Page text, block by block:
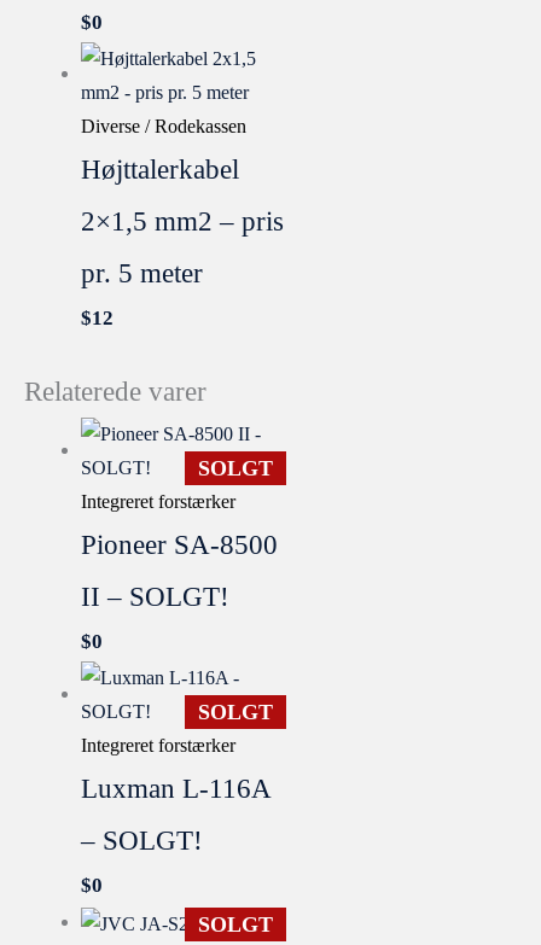
$0
Diverse / Rodekassen
Højttalerkabel
2×1,5 mm2 – pris
pr. 5 meter
$12
Relaterede varer
SOLGT
Integreret forstærker
Pioneer SA-8500
II – SOLGT!
$0
SOLGT
Integreret forstærker
Luxman L-116A
– SOLGT!
$0
SOLGT